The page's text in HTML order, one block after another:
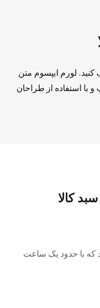
لورم ایپسوم متن
با استفاده از طراحان
کالا
که با حدود یک ساعت